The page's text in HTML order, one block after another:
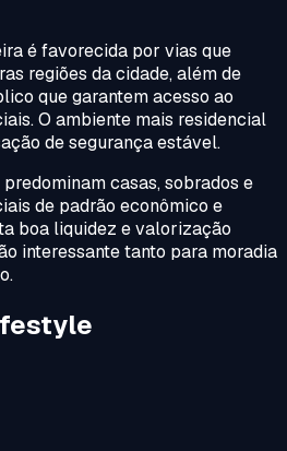
é favorecida por vias que
regiões da cidade, além de
que garantem acesso ao
O ambiente mais residencial
de segurança estável.
casas, sobrados e
de padrão econômico e
boa liquidez e valorização
interessante tanto para moradia